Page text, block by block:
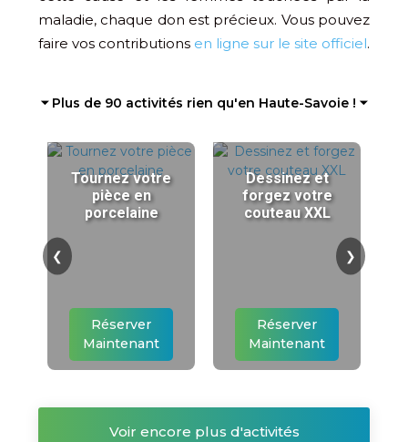
maladie, chaque don est précieux. Vous pouvez
faire vos contributions en ligne sur le site officiel.
⏷ Plus de 90 activités rien qu'en Haute-Savoie ! ⏷
Tournez votre
pièce en
porcelaine
Réserver
Maintenant
Dessinez et
forgez votre
couteau XXL
Réserver
Maintenant
❮ ❯
Voir encore plus d'activités